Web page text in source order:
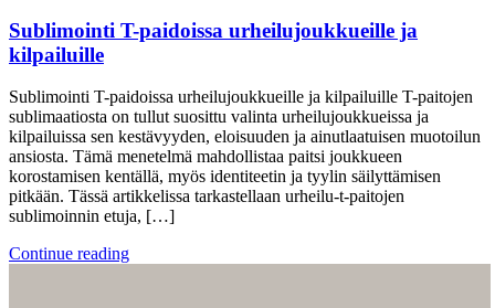
Sublimointi T-paidoissa urheilujoukkueille ja
kilpailuille
Sublimointi T-paidoissa urheilujoukkueille ja kilpailuille T-paitojen
sublimaatiosta on tullut suosittu valinta urheilujoukkueissa ja
kilpailuissa sen kestävyyden, eloisuuden ja ainutlaatuisen muotoilun
ansiosta. Tämä menetelmä mahdollistaa paitsi joukkueen
korostamisen kentällä, myös identiteetin ja tyylin säilyttämisen
pitkään. Tässä artikkelissa tarkastellaan urheilu-t-paitojen
sublimoinnin etuja, […]
Continue reading